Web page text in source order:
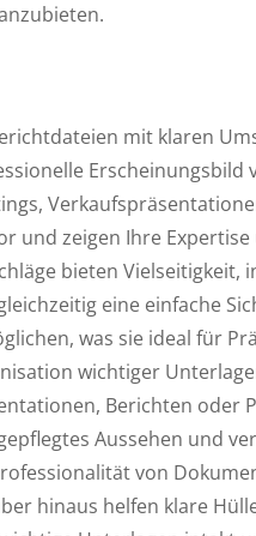
mit klaren
Erscheinungsbild
und zeigen Ihre
bieten Vielseitigkeit,
eine einfache
was sie ideal für
wichtiger
Berichten oder
Aussehen und
von
hinaus helfen klare
Mit Tasche